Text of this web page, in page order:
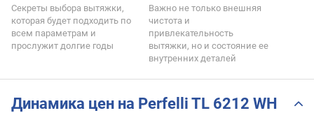
Секреты выбора вытяжки,
которая будет подходить по
всем параметрам и
прослужит долгие годы
Важно не только внешняя
чистота и
привлекательность
вытяжки, но и состояние ее
внутренних деталей
Динамика цен на Perfelli TL 6212 WH